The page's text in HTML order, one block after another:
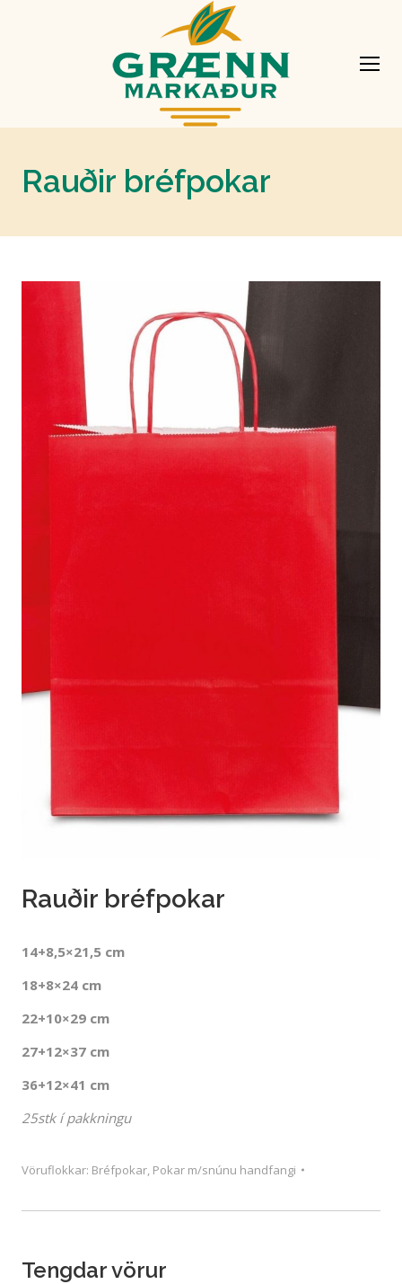
Rauðir bréfpokar
Rauðir bréfpokar
14+8,5×21,5 cm
18+8×24 cm
22+10×29 cm
27+12×37 cm
36+12×41 cm
25stk í pakkningu
Vöruflokkar: Bréfpokar, Pokar m/snúnu handfangi
Tengdar vörur